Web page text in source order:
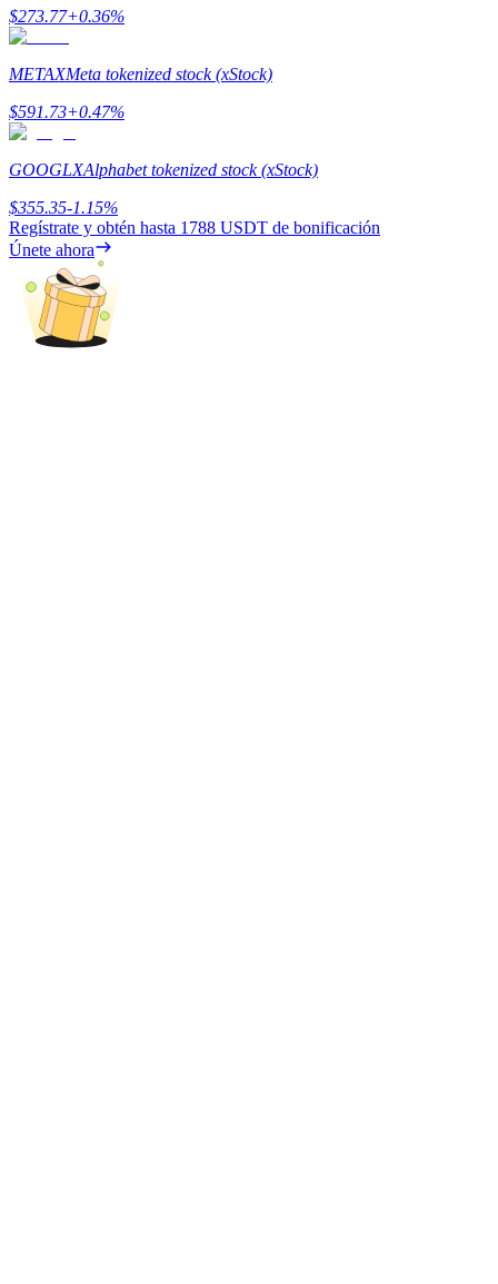
Invita a un amigo para recibir recompensas en efectivo
BTC Welcome Rewards
$273.77+0.36%
METAXMeta tokenized stock (xStock)
$591.73+0.47%
GOOGLXAlphabet tokenized stock (xStock)
$355.35-1.15%
Regístrate y obtén hasta 1788 USDT de bonificación
Únete ahora